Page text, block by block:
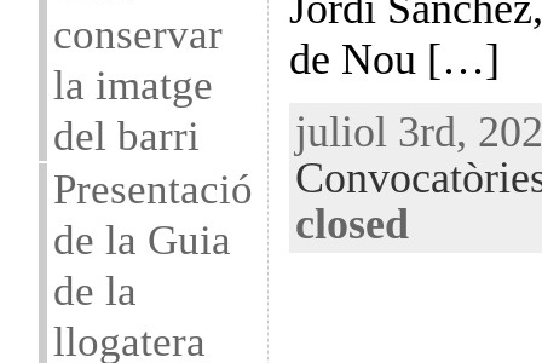
conservar
la imatge
del barri
Presentació
de la Guia
de la
llogatera
de Nou […]
juliol 3rd,
closed